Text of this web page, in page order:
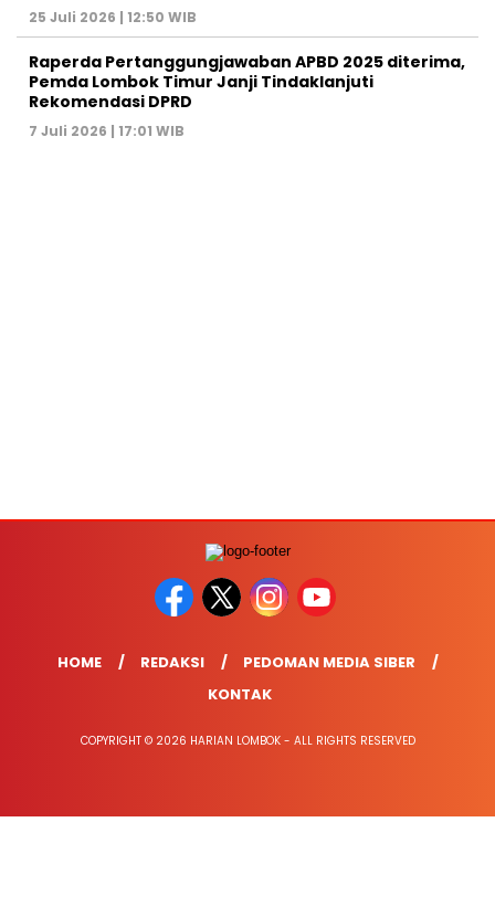
25 Juli 2026 | 12:50 WIB
Raperda Pertanggungjawaban APBD 2025 diterima,
Pemda Lombok Timur Janji Tindaklanjuti
Rekomendasi DPRD
7 Juli 2026 | 17:01 WIB
HOME REDAKSI
PEDOMAN MEDIA SIBER
KONTAK
COPYRIGHT © 2026 HARIAN LOMBOK - ALL RIGHTS RESERVED